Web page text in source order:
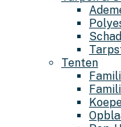
Tenten